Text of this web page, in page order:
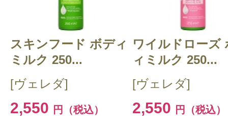
スキンフード ボディ
ミルク 250...
[ヴェレダ]
2,550 円（税込）
ワイルドローズ
ィミルク 250...
[ヴェレダ]
2,550 円（税込）